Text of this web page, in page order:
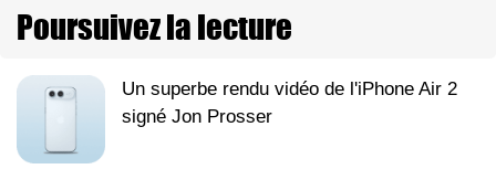
Poursuivez la lecture
Un superbe rendu vidéo de l'iPhone Air 2
signé Jon Prosser